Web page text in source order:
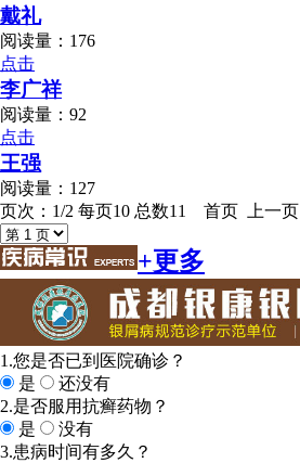
戴礼
阅读量：176
点击
李广祥
阅读量：92
点击
王强
阅读量：127
页次：1/2 每页10 总数11 首页 上一页
+更多
1.您是否已到医院确诊？
是
还没有
2.是否服用抗癣药物？
是
没有
3.患病时间有多久？